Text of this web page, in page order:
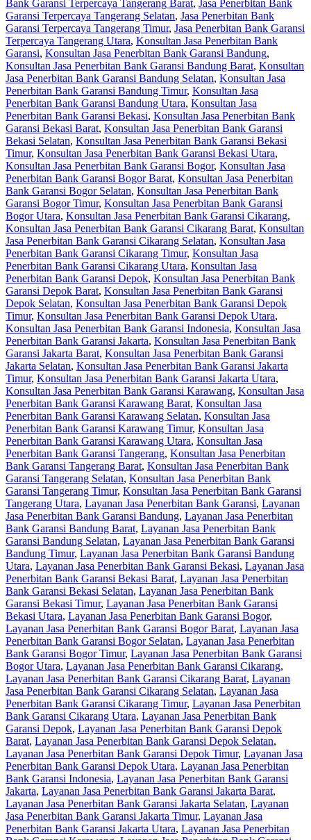
Bank Garansi Terpercaya Tangerang Barat, Jasa Penerbitan Bank
Garansi Terpercaya Tangerang Selatan, Jasa Penerbitan Bank
Garansi Terpercaya Tangerang Timur, Jasa Penerbitan Bank Garansi
Terpercaya Tangerang Utara, Konsultan Jasa Penerbitan Bank
Garansi, Konsultan Jasa Penerbitan Bank Garansi Bandung,
Konsultan Jasa Penerbitan Bank Garansi Bandung Barat, Konsultan
Jasa Penerbitan Bank Garansi Bandung Selatan, Konsultan Jasa
Penerbitan Bank Garansi Bandung Timur, Konsultan Jasa
Penerbitan Bank Garansi Bandung Utara, Konsultan Jasa
Penerbitan Bank Garansi Bekasi, Konsultan Jasa Penerbitan Bank
Garansi Bekasi Barat, Konsultan Jasa Penerbitan Bank Garansi
Bekasi Selatan, Konsultan Jasa Penerbitan Bank Garansi Bekasi
Timur, Konsultan Jasa Penerbitan Bank Garansi Bekasi Utara,
Konsultan Jasa Penerbitan Bank Garansi Bogor, Konsultan Jasa
Penerbitan Bank Garansi Bogor Barat, Konsultan Jasa Penerbitan
Bank Garansi Bogor Selatan, Konsultan Jasa Penerbitan Bank
Garansi Bogor Timur, Konsultan Jasa Penerbitan Bank Garansi
Bogor Utara, Konsultan Jasa Penerbitan Bank Garansi Cikarang,
Konsultan Jasa Penerbitan Bank Garansi Cikarang Barat, Konsultan
Jasa Penerbitan Bank Garansi Cikarang Selatan, Konsultan Jasa
Penerbitan Bank Garansi Cikarang Timur, Konsultan Jasa
Penerbitan Bank Garansi Cikarang Utara, Konsultan Jasa
Penerbitan Bank Garansi Depok, Konsultan Jasa Penerbitan Bank
Garansi Depok Barat, Konsultan Jasa Penerbitan Bank Garansi
Depok Selatan, Konsultan Jasa Penerbitan Bank Garansi Depok
Timur, Konsultan Jasa Penerbitan Bank Garansi Depok Utara,
Konsultan Jasa Penerbitan Bank Garansi Indonesia, Konsultan Jasa
Penerbitan Bank Garansi Jakarta, Konsultan Jasa Penerbitan Bank
Garansi Jakarta Barat, Konsultan Jasa Penerbitan Bank Garansi
Jakarta Selatan, Konsultan Jasa Penerbitan Bank Garansi Jakarta
Timur, Konsultan Jasa Penerbitan Bank Garansi Jakarta Utara,
Konsultan Jasa Penerbitan Bank Garansi Karawang, Konsultan Jasa
Penerbitan Bank Garansi Karawang Barat, Konsultan Jasa
Penerbitan Bank Garansi Karawang Selatan, Konsultan Jasa
Penerbitan Bank Garansi Karawang Timur, Konsultan Jasa
Penerbitan Bank Garansi Karawang Utara, Konsultan Jasa
Penerbitan Bank Garansi Tangerang, Konsultan Jasa Penerbitan
Bank Garansi Tangerang Barat, Konsultan Jasa Penerbitan Bank
Garansi Tangerang Selatan, Konsultan Jasa Penerbitan Bank
Garansi Tangerang Timur, Konsultan Jasa Penerbitan Bank Garansi
Tangerang Utara, Layanan Jasa Penerbitan Bank Garansi, Layanan
Jasa Penerbitan Bank Garansi Bandung, Layanan Jasa Penerbitan
Bank Garansi Bandung Barat, Layanan Jasa Penerbitan Bank
Garansi Bandung Selatan, Layanan Jasa Penerbitan Bank Garansi
Bandung Timur, Layanan Jasa Penerbitan Bank Garansi Bandung
Utara, Layanan Jasa Penerbitan Bank Garansi Bekasi, Layanan Jasa
Penerbitan Bank Garansi Bekasi Barat, Layanan Jasa Penerbitan
Bank Garansi Bekasi Selatan, Layanan Jasa Penerbitan Bank
Garansi Bekasi Timur, Layanan Jasa Penerbitan Bank Garansi
Bekasi Utara, Layanan Jasa Penerbitan Bank Garansi Bogor,
Layanan Jasa Penerbitan Bank Garansi Bogor Barat, Layanan Jasa
Penerbitan Bank Garansi Bogor Selatan, Layanan Jasa Penerbitan
Bank Garansi Bogor Timur, Layanan Jasa Penerbitan Bank Garansi
Bogor Utara, Layanan Jasa Penerbitan Bank Garansi Cikarang,
Layanan Jasa Penerbitan Bank Garansi Cikarang Barat, Layanan
Jasa Penerbitan Bank Garansi Cikarang Selatan, Layanan Jasa
Penerbitan Bank Garansi Cikarang Timur, Layanan Jasa Penerbitan
Bank Garansi Cikarang Utara, Layanan Jasa Penerbitan Bank
Garansi Depok, Layanan Jasa Penerbitan Bank Garansi Depok
Barat, Layanan Jasa Penerbitan Bank Garansi Depok Selatan,
Layanan Jasa Penerbitan Bank Garansi Depok Timur, Layanan Jasa
Penerbitan Bank Garansi Depok Utara, Layanan Jasa Penerbitan
Bank Garansi Indonesia, Layanan Jasa Penerbitan Bank Garansi
Jakarta, Layanan Jasa Penerbitan Bank Garansi Jakarta Barat,
Layanan Jasa Penerbitan Bank Garansi Jakarta Selatan, Layanan
Jasa Penerbitan Bank Garansi Jakarta Timur, Layanan Jasa
Penerbitan Bank Garansi Jakarta Utara, Layanan Jasa Penerbitan